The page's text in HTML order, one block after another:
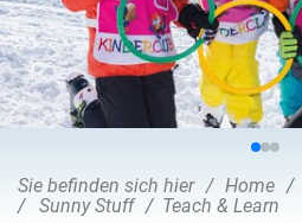
Sie befinden sich hier Home
Sunny Stuff
Teach & Learn